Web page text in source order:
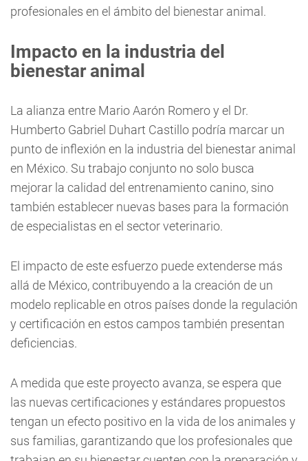
profesionales en el ámbito del bienestar animal.
Impacto en la industria del
bienestar animal
La alianza entre Mario Aarón Romero y el Dr.
Humberto Gabriel Duhart Castillo podría marcar un
punto de inflexión en la industria del bienestar animal
en México. Su trabajo conjunto no solo busca
mejorar la calidad del entrenamiento canino, sino
también establecer nuevas bases para la formación
de especialistas en el sector veterinario.
El impacto de este esfuerzo puede extenderse más
allá de México, contribuyendo a la creación de un
modelo replicable en otros países donde la regulación
y certificación en estos campos también presentan
deficiencias.
A medida que este proyecto avanza, se espera que
las nuevas certificaciones y estándares propuestos
tengan un efecto positivo en la vida de los animales y
sus familias, garantizando que los profesionales que